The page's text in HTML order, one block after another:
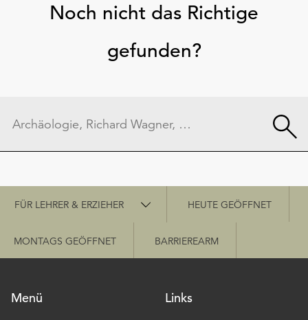
Noch nicht das Richtige
gefunden?
Schnellzugriff
FÜR LEHRER & ERZIEHER HEUTE GEÖFFNET
MONTAGS GEÖFFNET BARRIEREARM
Menü
Links